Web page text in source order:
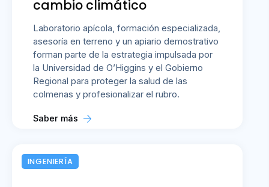
cambio climático
Laboratorio apícola, formación especializada,
asesoría en terreno y un apiario demostrativo
forman parte de la estrategia impulsada por
la Universidad de O’Higgins y el Gobierno
Regional para proteger la salud de las
colmenas y profesionalizar el rubro.
Saber más
INGENIERÍA